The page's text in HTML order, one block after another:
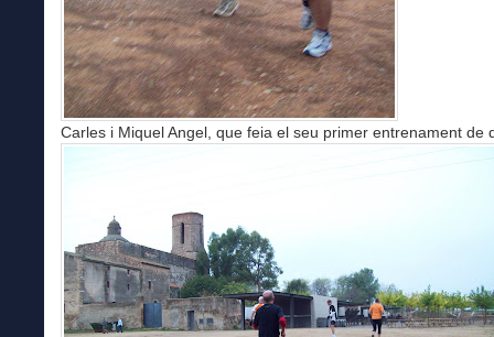
Carles i Miquel Angel, que feia el seu primer entrenament de